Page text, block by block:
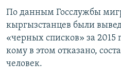
По данным Госслужбы
кыргызстанцев были
«черных списков» за 2015
кому в этом отказано,
человек.